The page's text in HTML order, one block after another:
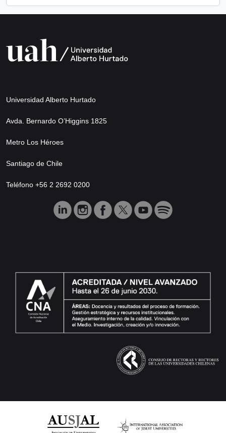
Universidad Alberto Hurtado
Avda. Bernardo O’Higgins 1825
Metro Los Héroes
Santiago de Chile
Teléfono +56 2 2692 0200